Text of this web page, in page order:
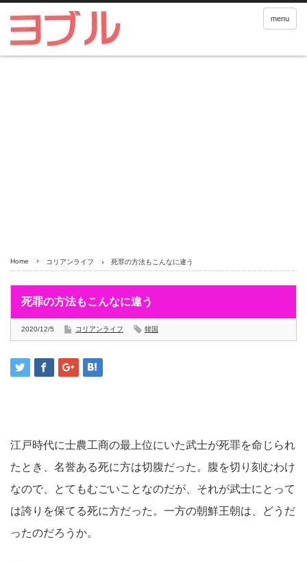
menu
Home コリアンライフ 死罪の方法もこんなに違う
死罪の方法もこんなに違う
2020/12/5 コリアンライフ 韓国
江戸時代に士農工商の最上位にいた武士が死罪を命じられ
たとき、名誉ある死に方は切腹だった。腹を切り刻むわけ
なので、とてもむごいことなのだが、それが武士にとって
は誇りを保てる死に方だった。一方の朝鮮王朝は、どうだ
ったのだろうか。